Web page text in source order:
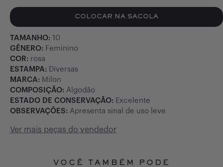
COLOCAR NA SACOLA
TAMANHO: 10
GÊNERO: Feminino
COR: rosa
ESTAMPA: Diversas
MARCA: Milon
COMPOSIÇÃO: Algodão
ESTADO DE CONSERVAÇÃO: Excelente
OBSERVAÇÕES: Apresenta sinal de uso leve
Ver mais peças do vendedor
VOCÊ TAMBÉM PODE